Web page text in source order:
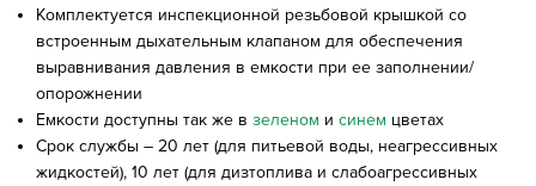
Комплектуется инспекционной резьбовой крышкой со
встроенным дыхательным клапаном для обеспечения
выравнивания давления в емкости при ее заполнении/
опорожнении
Емкости доступны так же в зеленом и синем цветах
Срок службы – 20 лет (для питьевой воды, неагрессивных
жидкостей), 10 лет (для дизтоплива и слабоагрессивных